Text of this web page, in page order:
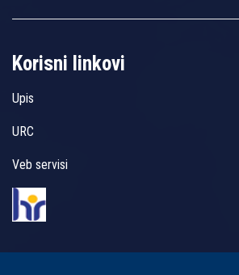
Korisni linkovi
Upis
URC
Veb servisi